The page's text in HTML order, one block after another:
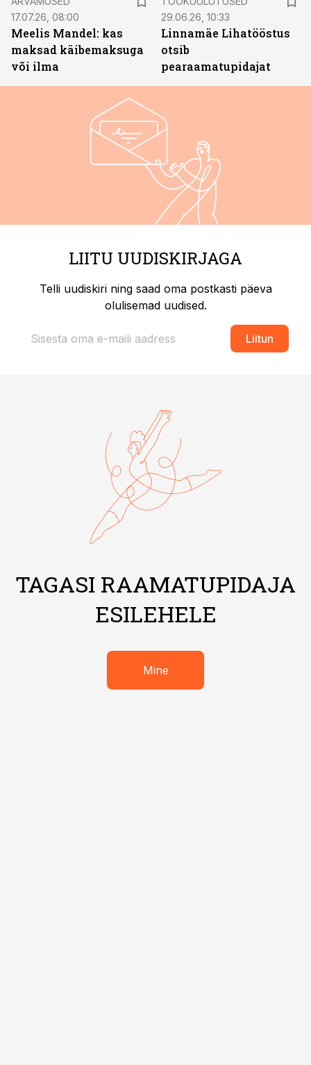
17.07.26, 08:00
Meelis Mandel: kas
maksad käibemaksuga
või ilma
29.06.26, 10:33
Linnamäe Lihatööstus
otsib
pearaamatupidajat
LIITU UUDISKIRJAGA
Telli uudiskiri ning saad oma postkasti päeva
olulisemad uudised.
Liitun
TAGASI RAAMATUPIDAJA
ESILEHELE
Mine